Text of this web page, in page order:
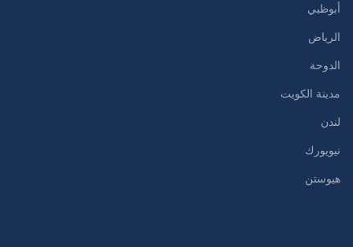
أبوظبي
الرياض
الدوحة
مدينة الكويت
لندن
نيويورك
هيوستن